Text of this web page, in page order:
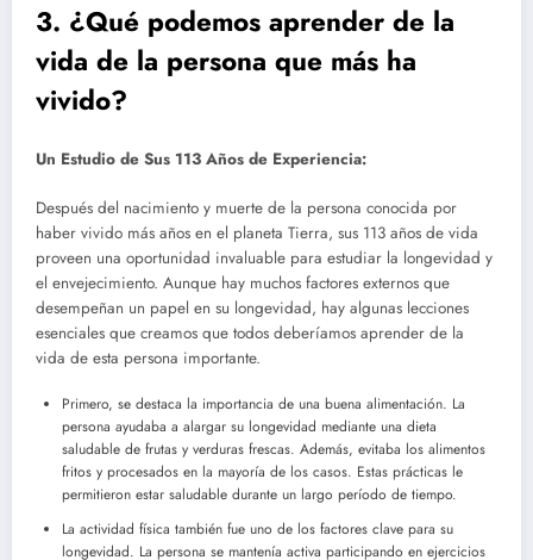
3. ¿Qué podemos aprender de la
vida de la persona que más ha
vivido?
Un Estudio de Sus 113 Años de Experiencia:
Después del nacimiento y muerte de la persona conocida por
haber vivido más años en el planeta Tierra, sus 113 años de vida
proveen una oportunidad invaluable para estudiar la longevidad y
el envejecimiento. Aunque hay muchos factores externos que
desempeñan un papel en su longevidad, hay algunas lecciones
esenciales que creamos que todos deberíamos aprender de la
vida de esta persona importante.
Primero, se destaca la importancia de una buena alimentación. La
persona ayudaba a alargar su longevidad mediante una dieta
saludable de frutas y verduras frescas. Además, evitaba los alimentos
fritos y procesados en la mayoría de los casos. Estas prácticas le
permitieron estar saludable durante un largo período de tiempo.
La actividad física también fue uno de los factores clave para su
longevidad. La persona se mantenía activa participando en ejercicios